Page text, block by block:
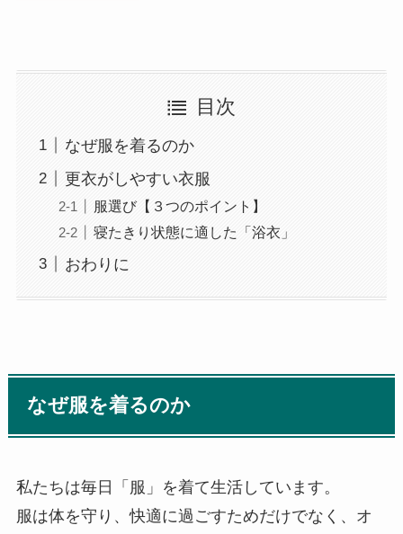
目次
なぜ服を着るのか
更衣がしやすい衣服
服選び【３つのポイント】
寝たきり状態に適した「浴衣」
おわりに
なぜ服を着るのか
私たちは毎日「服」を着て生活しています。
服は体を守り、快適に過ごすためだけでなく、オ